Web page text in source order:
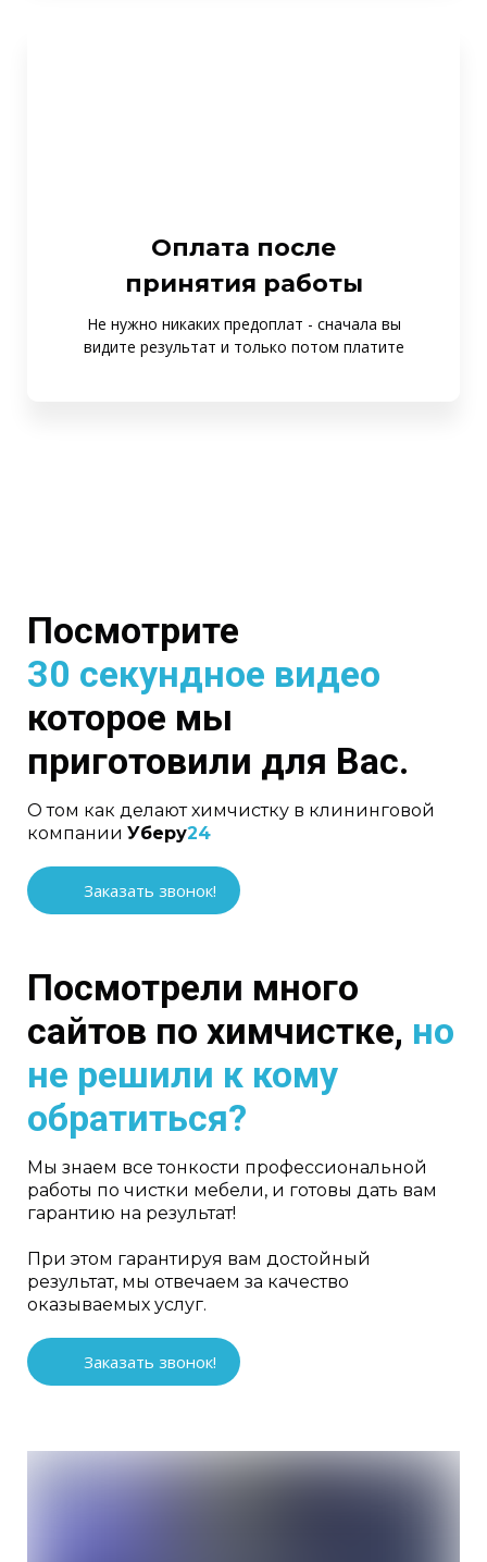
Оплата после
принятия работы
Не нужно никаких предоплат - сначала вы
видите результат и только потом платите
Посмотрите
30 секундное видео
которое мы
приготовили для Вас.
О том как делают химчистку в клининговой
компании Уберу24
Заказать звонок!
Посмотрели много
сайтов по химчистке, но
не решили к кому
обратиться?
Мы знаем все тонкости профессиональной
работы по чистки мебели, и готовы дать вам
гарантию на результат!
При этом гарантируя вам достойный
результат, мы отвечаем за качество
оказываемых услуг.
Заказать звонок!